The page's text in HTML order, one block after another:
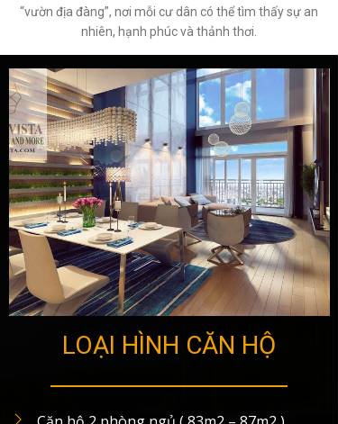
“vườn địa đàng”, nơi mỗi cư dân có thể tìm thấy sự an
nhiên, hạnh phúc và thảnh thơi.
LOẠI HÌNH CĂN HỘ